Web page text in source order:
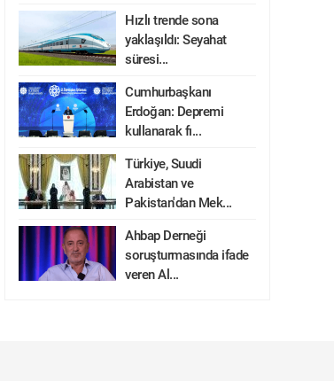
Hızlı trende sona
yaklaşıldı: Seyahat
süresi...
Cumhurbaşkanı
Erdoğan: Depremi
kullanarak fı...
Türkiye, Suudi
Arabistan ve
Pakistan'dan Mek...
Ahbap Derneği
soruşturmasında ifade
veren Al...